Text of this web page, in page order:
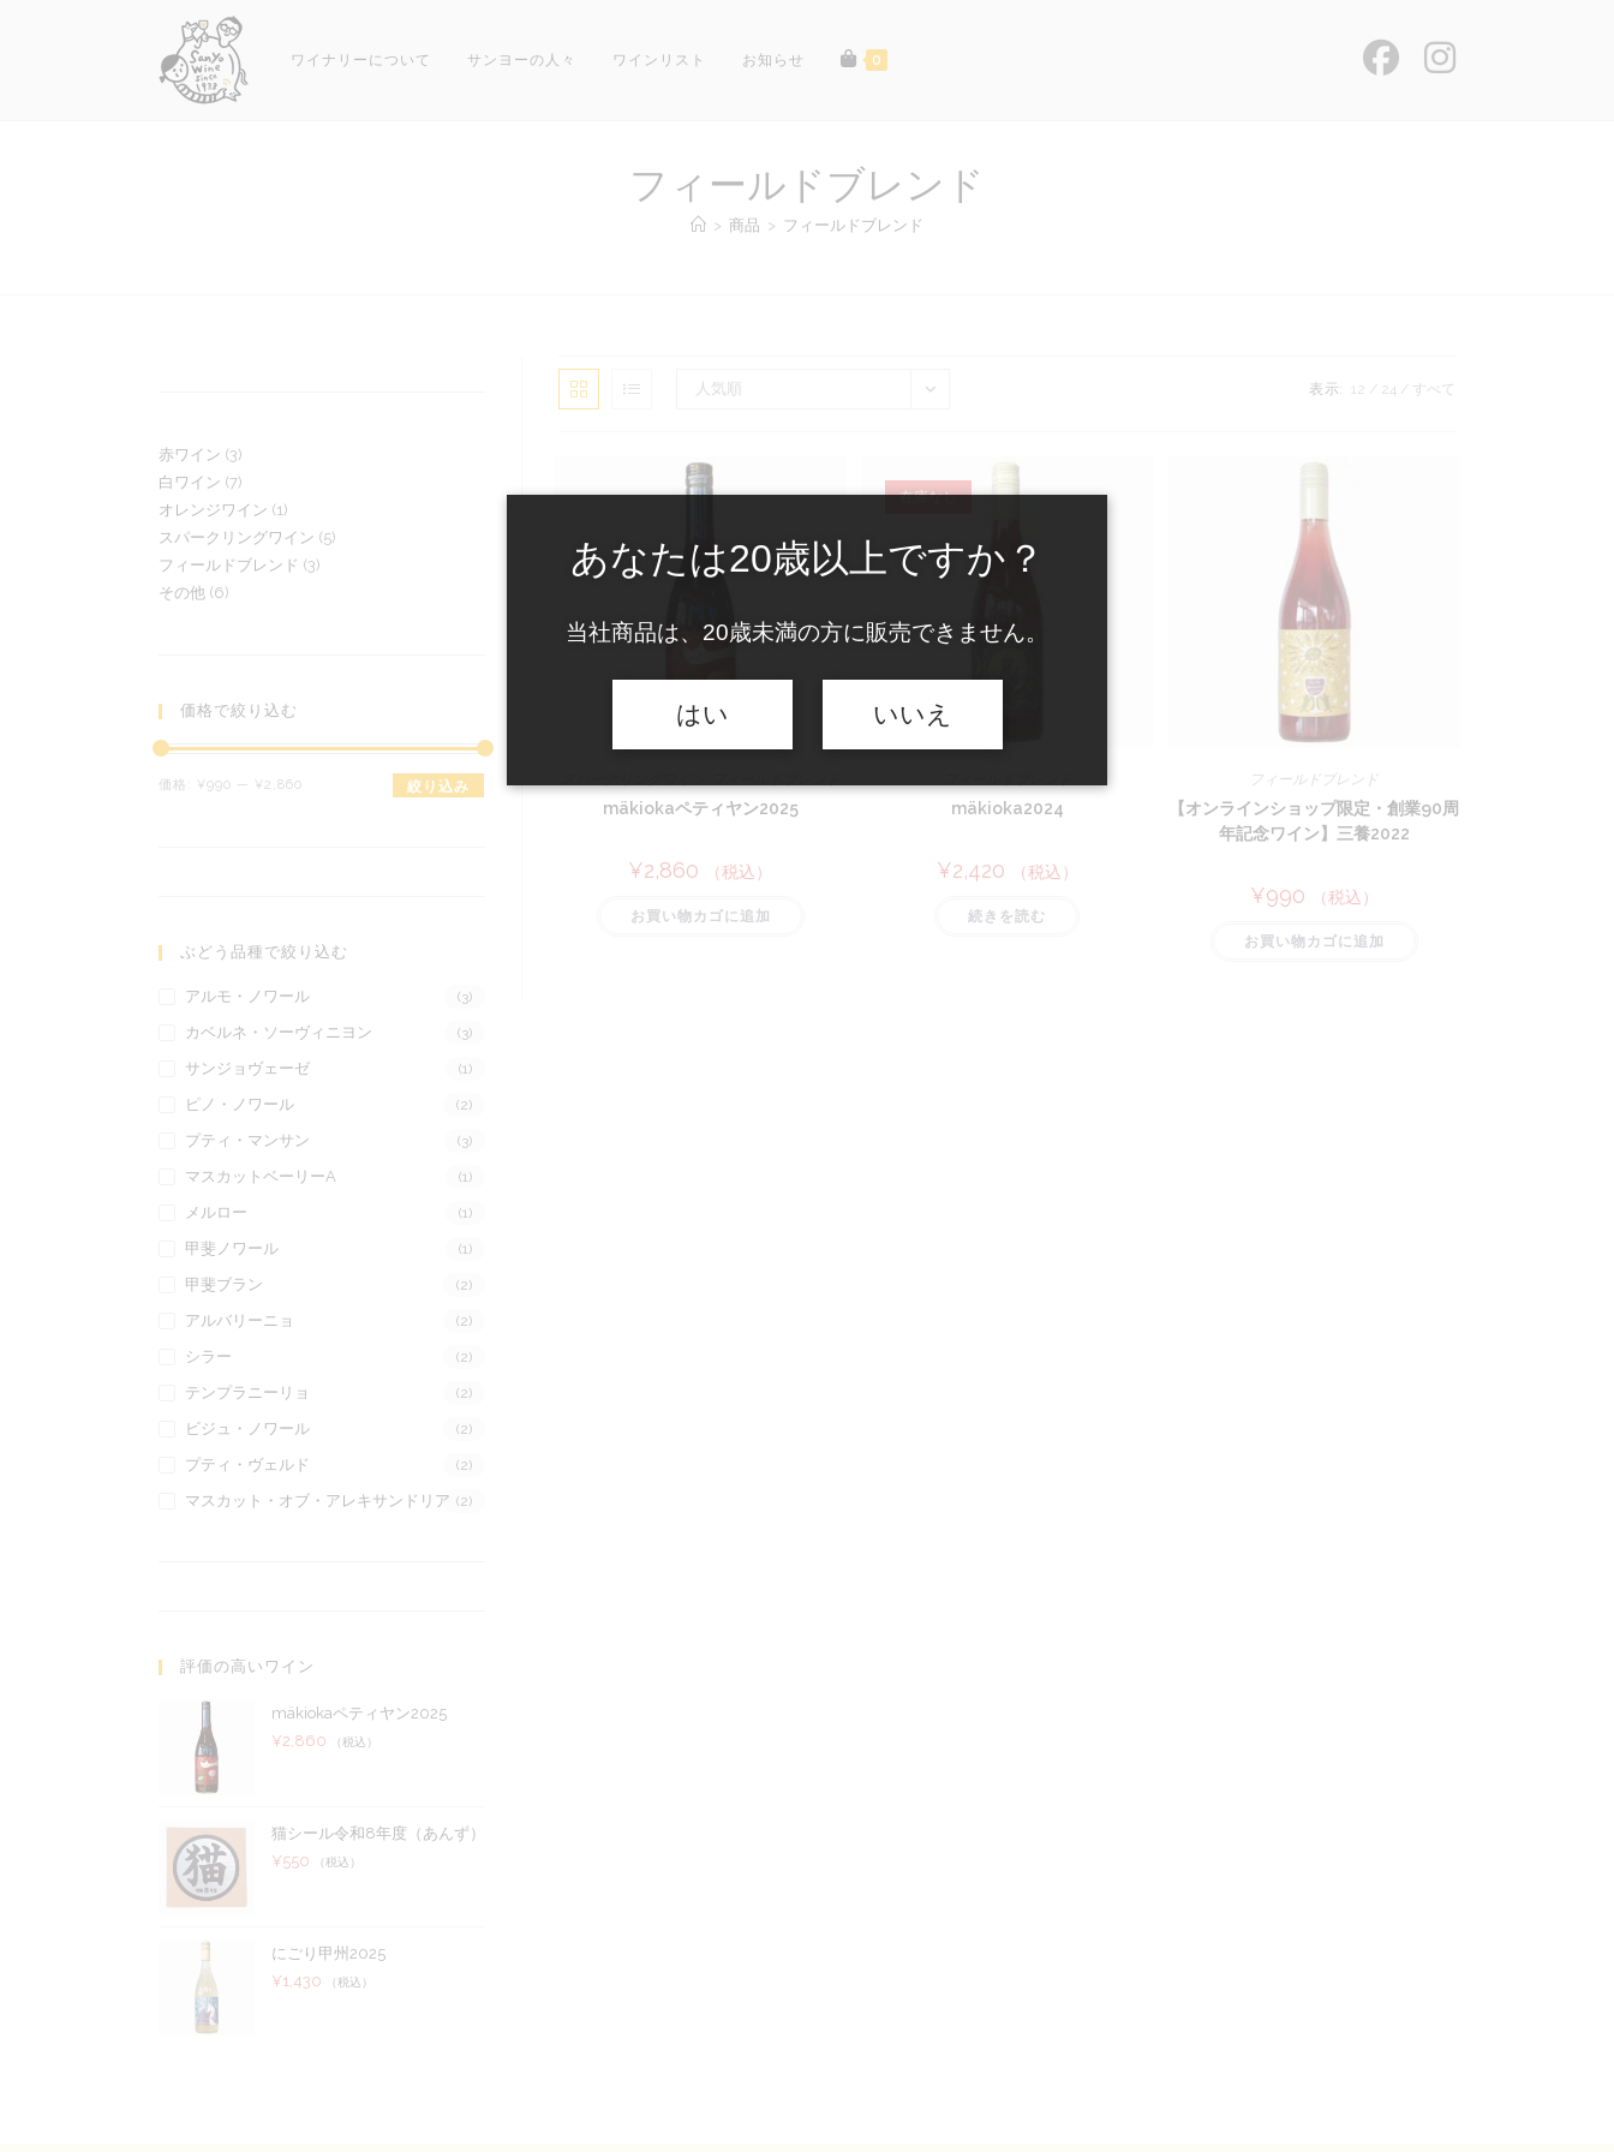
ワイナリーについて サンヨーの人々 ワインリスト お知らせ 0
フィールドブレンド
> 商品 > フィールドブレンド
赤ワイン 33
個
の
商
品
白ワイン 77
個
の
商
オレンジワイン 11
個
の
スパークリングワイン 55
フィールドブレンド 33
その他 66
品
価格で絞り込む
最
最
絞り込み
価格: ¥990 — ¥2,860
ぶどう品種で絞り込む
アルモ・ノワール (3)
カベルネ・ソーヴィニヨン (3)
サンジョヴェーゼ (1)
ピノ・ノワール (2)
プティ・マンサン (3)
マスカットベーリーA (1)
メルロー (1)
甲斐ノワール (1)
甲斐ブラン (2)
アルバリーニョ (2)
シラー (2)
テンプラニーリョ (2)
ビジュ・ノワール (2)
プティ・ヴェルド (2)
マスカット・オブ・アレキサンドリア (2)
評価の高いワイン
mäkiokaペティヤン2025
¥2,860 （税込）
猫シール令和8年度（あんず）
¥550 （税込）
にごり甲州2025
¥1,430 （税込）
人気順 表示: 12 24 すべて
mäkiokaペティヤン2025
¥2,860 （税込）
お買い物カゴに追加
在庫なし
mäkioka2024
¥2,420 （税込）
続きを読む
フィールドブレンド
【オンラインショップ限定・創業90周
年記念ワイン】三養2022
¥990 （税込）
お買い物カゴに追加
あなたは20歳以上ですか？
当社商品は、20歳未満の方に販売できません。
はい いいえ